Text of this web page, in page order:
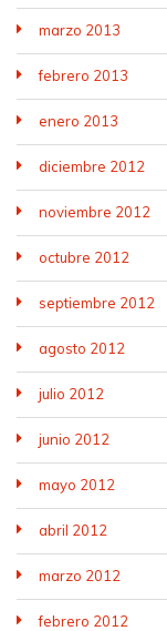
marzo 2013
febrero 2013
enero 2013
diciembre 2012
noviembre 2012
octubre 2012
septiembre 2012
agosto 2012
julio 2012
junio 2012
mayo 2012
abril 2012
marzo 2012
febrero 2012